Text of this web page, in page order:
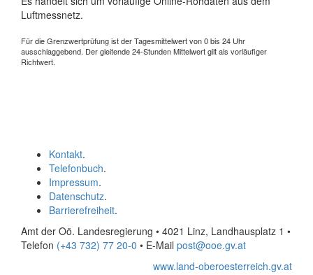
Luftmessnetz.
Für die Grenzwertprüfung ist der Tagesmittelwert von 0 bis 24 Uhr
ausschlaggebend. Der gleitende 24-Stunden Mittelwert gilt als vorläufiger
Richtwert.
Kontakt.
Telefonbuch.
Impressum.
Datenschutz.
Barrierefreiheit.
Amt der Oö. Landesregierung • 4021 Linz, Landhausplatz 1 •
Telefon (+43 732) 77 20-0 • E-Mail post@ooe.gv.at
www.land-oberoesterreich.gv.at